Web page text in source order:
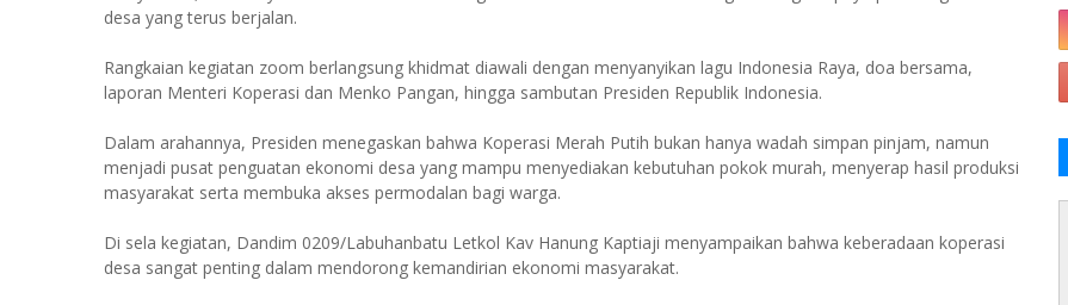
desa yang terus berjalan.
Rangkaian kegiatan zoom berlangsung khidmat diawali dengan menyanyikan lagu Indonesia Raya, doa bersama,
laporan Menteri Koperasi dan Menko Pangan, hingga sambutan Presiden Republik Indonesia.
Dalam arahannya, Presiden menegaskan bahwa Koperasi Merah Putih bukan hanya wadah simpan pinjam, namun
menjadi pusat penguatan ekonomi desa yang mampu menyediakan kebutuhan pokok murah, menyerap hasil produksi
masyarakat serta membuka akses permodalan bagi warga.
Di sela kegiatan, Dandim 0209/Labuhanbatu Letkol Kav Hanung Kaptiaji menyampaikan bahwa keberadaan koperasi
desa sangat penting dalam mendorong kemandirian ekonomi masyarakat.